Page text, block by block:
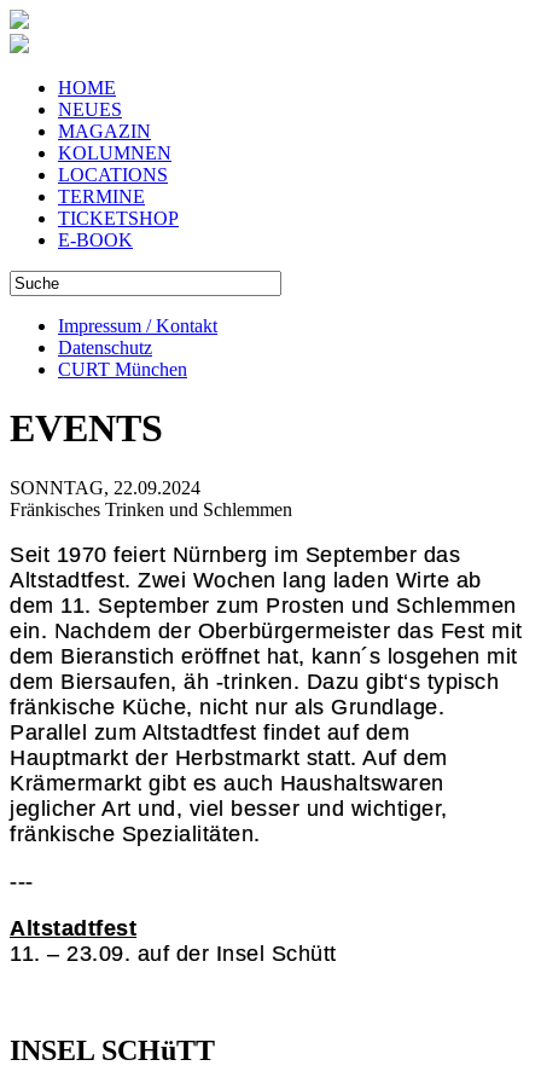
HOME
NEUES
MAGAZIN
KOLUMNEN
LOCATIONS
TERMINE
TICKETSHOP
E-BOOK
Impressum / Kontakt
Datenschutz
CURT München
EVENTS
SONNTAG, 22.09.2024
Fränkisches Trinken und Schlemmen
Seit 1970 feiert Nürnberg im September das
Altstadtfest. Zwei Wochen lang laden Wirte ab
dem 11. September zum Prosten und Schlemmen
ein. Nachdem der Oberbürgermeister das Fest mit
dem Bieranstich eröffnet hat, kann´s losgehen mit
dem Biersaufen, äh -trinken. Dazu gibt‘s typisch
fränkische Küche, nicht nur als Grundlage.
Parallel zum Altstadtfest findet auf dem
Hauptmarkt der Herbstmarkt statt. Auf dem
Krämermarkt gibt es auch Haushaltswaren
jeglicher Art und, viel besser und wichtiger,
fränkische Spezialitäten.
---
Altstadtfest
11. – 23.09. auf der Insel Schütt
INSEL SCHüTT